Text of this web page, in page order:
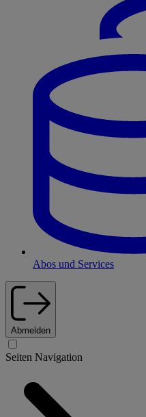
Abos und Services
Abmelden
Seiten Navigation